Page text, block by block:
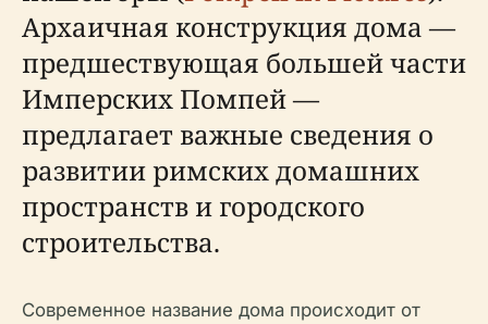
Архаичная конструкция дома —
предшествующая большей части
Имперских Помпей —
предлагает важные сведения о
развитии римских домашних
пространств и городского
строительства.
Современное название дома происходит от